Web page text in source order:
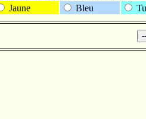
Jaune Bleu